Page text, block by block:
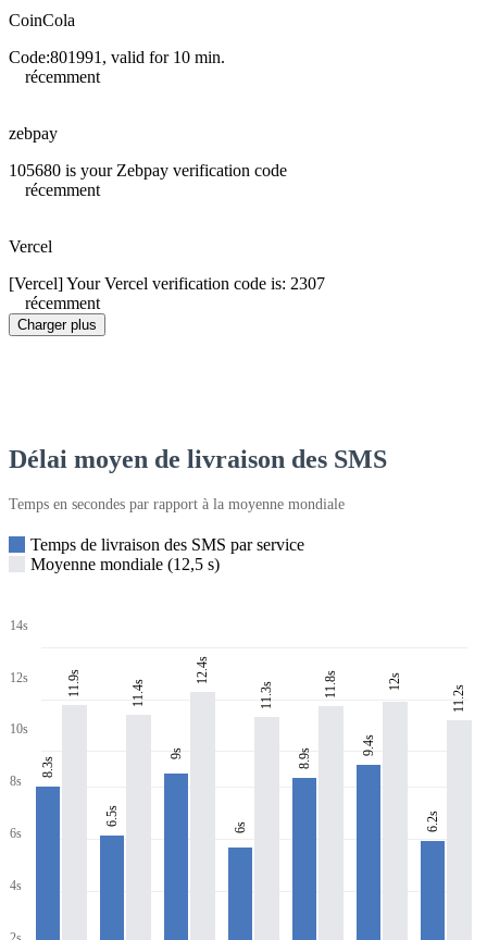
CoinCola
Code:801991, valid for 10 min.
récemment
zebpay
105680 is your Zebpay verification code
récemment
Vercel
[Vercel] Your Vercel verification code is: 2307
récemment
Charger plus
Délai moyen de livraison des SMS
Temps en secondes par rapport à la moyenne mondiale
Temps de livraison des SMS par service
Moyenne mondiale (12,5 s)
14s
12s
10s
8s
6s
4s
8.3s
11.9s
6.5s
11.4s
9s
12.4s
6s
11.3s
8.9s
11.8s
9.4s
12s
6.2s
11.2s